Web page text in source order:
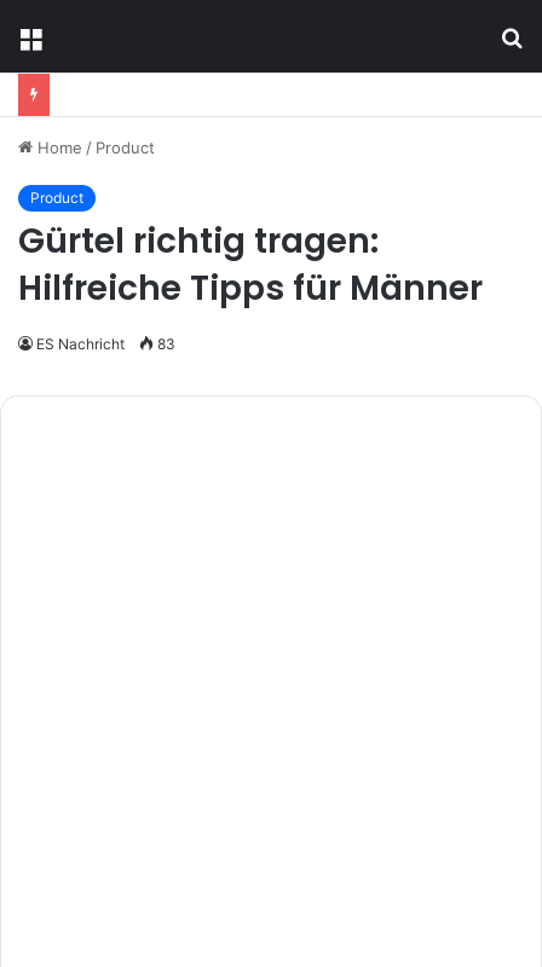
Home / Product
Product
Gürtel richtig tragen:
Hilfreiche Tipps für Männer
ES Nachricht 83